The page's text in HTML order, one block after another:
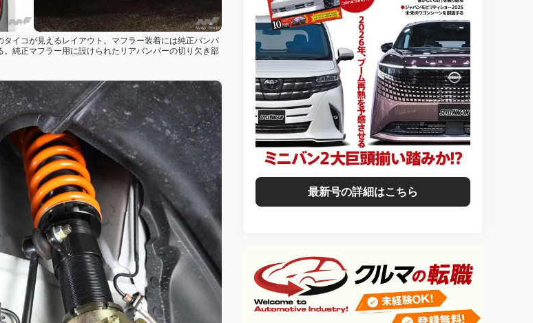
イコが見えるレイアウト。マフラー装着には純正バンパ
純正マフラー用に設けられたリアバンパーの切り欠き部
最新号の詳細はこちら